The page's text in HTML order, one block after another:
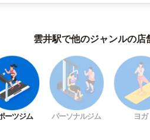
雲井駅で他のジャンルの店
ーツジム パーソナルジム ヨガ